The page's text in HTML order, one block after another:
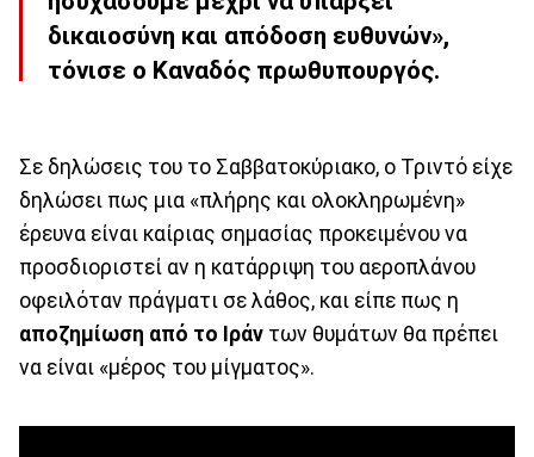
δικαιοσύνη και απόδοση ευθυνών»,
τόνισε ο Καναδός πρωθυπουργός.
Σε δηλώσεις του το Σαββατοκύριακο, ο Τριντό είχε
δηλώσει πως μια «πλήρης και ολοκληρωμένη»
έρευνα είναι καίριας σημασίας προκειμένου να
προσδιοριστεί αν η κατάρριψη του αεροπλάνου
οφειλόταν πράγματι σε λάθος, και είπε πως η
αποζημίωση από το Ιράν των θυμάτων θα πρέπει
να είναι «μέρος του μίγματος».